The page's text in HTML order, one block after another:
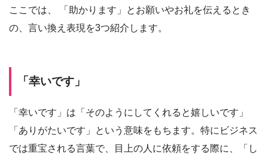
ここでは、 「助かります」とお願いやお礼を伝えるとき
の、言い換え表現を3つ紹介します。
「幸いです」
「幸いです」は「そのようにしてくれると嬉しいです」
「ありがたいです」という意味をもちます。特にビジネス
では重宝される言葉で、目上の人に依頼をする際に、「し